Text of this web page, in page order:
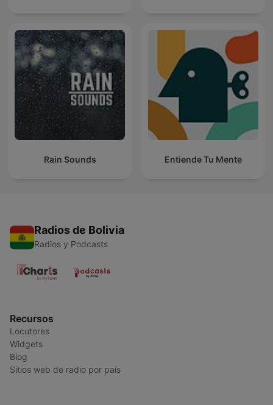
Rain Sounds Entiende Tu Mente
Radios de Bolivia
Radios y Podcasts
Recursos
Locutores
Widgets
Blog
Sitios web de radio por país